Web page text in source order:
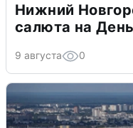
Нижний
салюта на
9 августа 0